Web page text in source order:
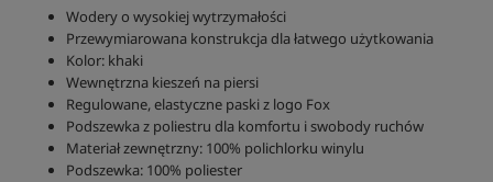
Wodery o wysokiej wytrzymałości
Przewymiarowana konstrukcja dla łatwego użytkowania
Kolor: khaki
Wewnętrzna kieszeń na piersi
Regulowane, elastyczne paski z logo Fox
Podszewka z poliestru dla komfortu i swobody ruchów
Materiał zewnętrzny: 100% polichlorku winylu
Podszewka: 100% poliester